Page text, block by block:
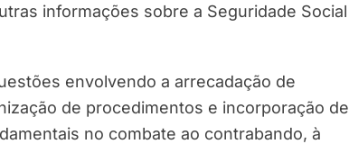
informações sobre a Seguridade Social
envolvendo a arrecadação de
de procedimentos e incorporação de
no combate ao contrabando, à